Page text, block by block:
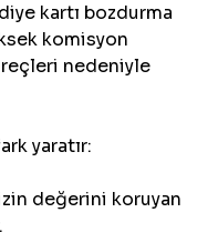
kartı bozdurma
komisyon
nedeniyle
yaratır:
değerini koruyan